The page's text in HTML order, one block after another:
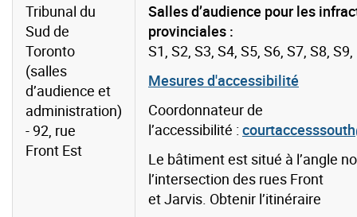
Tribunal du
Sud de
Toronto
(salles
d’audience et
administration)
- 92, rue
Front Est
Salles d’audience pour les
provinciales :
S1, S2, S3, S4, S5, S6, S7, S8, S9,
Mesures d'accessibilité
Coordonnateur de
l’accessibilité :
Le bâtiment est situé à l’angle
l’intersection des rues Front
et Jarvis. Obtenir l’itinéraire